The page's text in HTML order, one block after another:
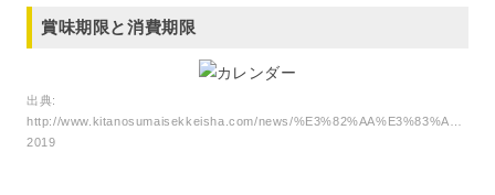
賞味期限と消費期限
出典:
http://www.kitanosumaisekkeisha.com/news/
2019